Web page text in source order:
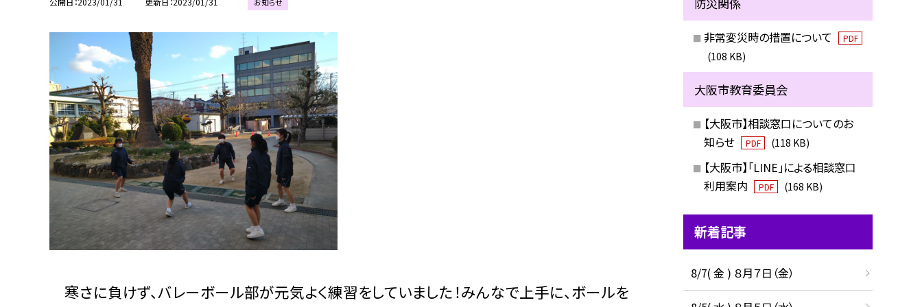
お知らせ
寒さに負けず、バレーボール部が元気よく練習をしていました！みんなで上手に、ボールを
非常変災時の措置について PDF
(108 KB)
大阪市教育委員会
【大阪市】相談窓口についてのお
知らせ
PDF (118 KB)
【大阪市】「LINE」による相談窓口
利用案内
PDF (168 KB)
新着記事
8/7( 金 ) ８月７日（金）